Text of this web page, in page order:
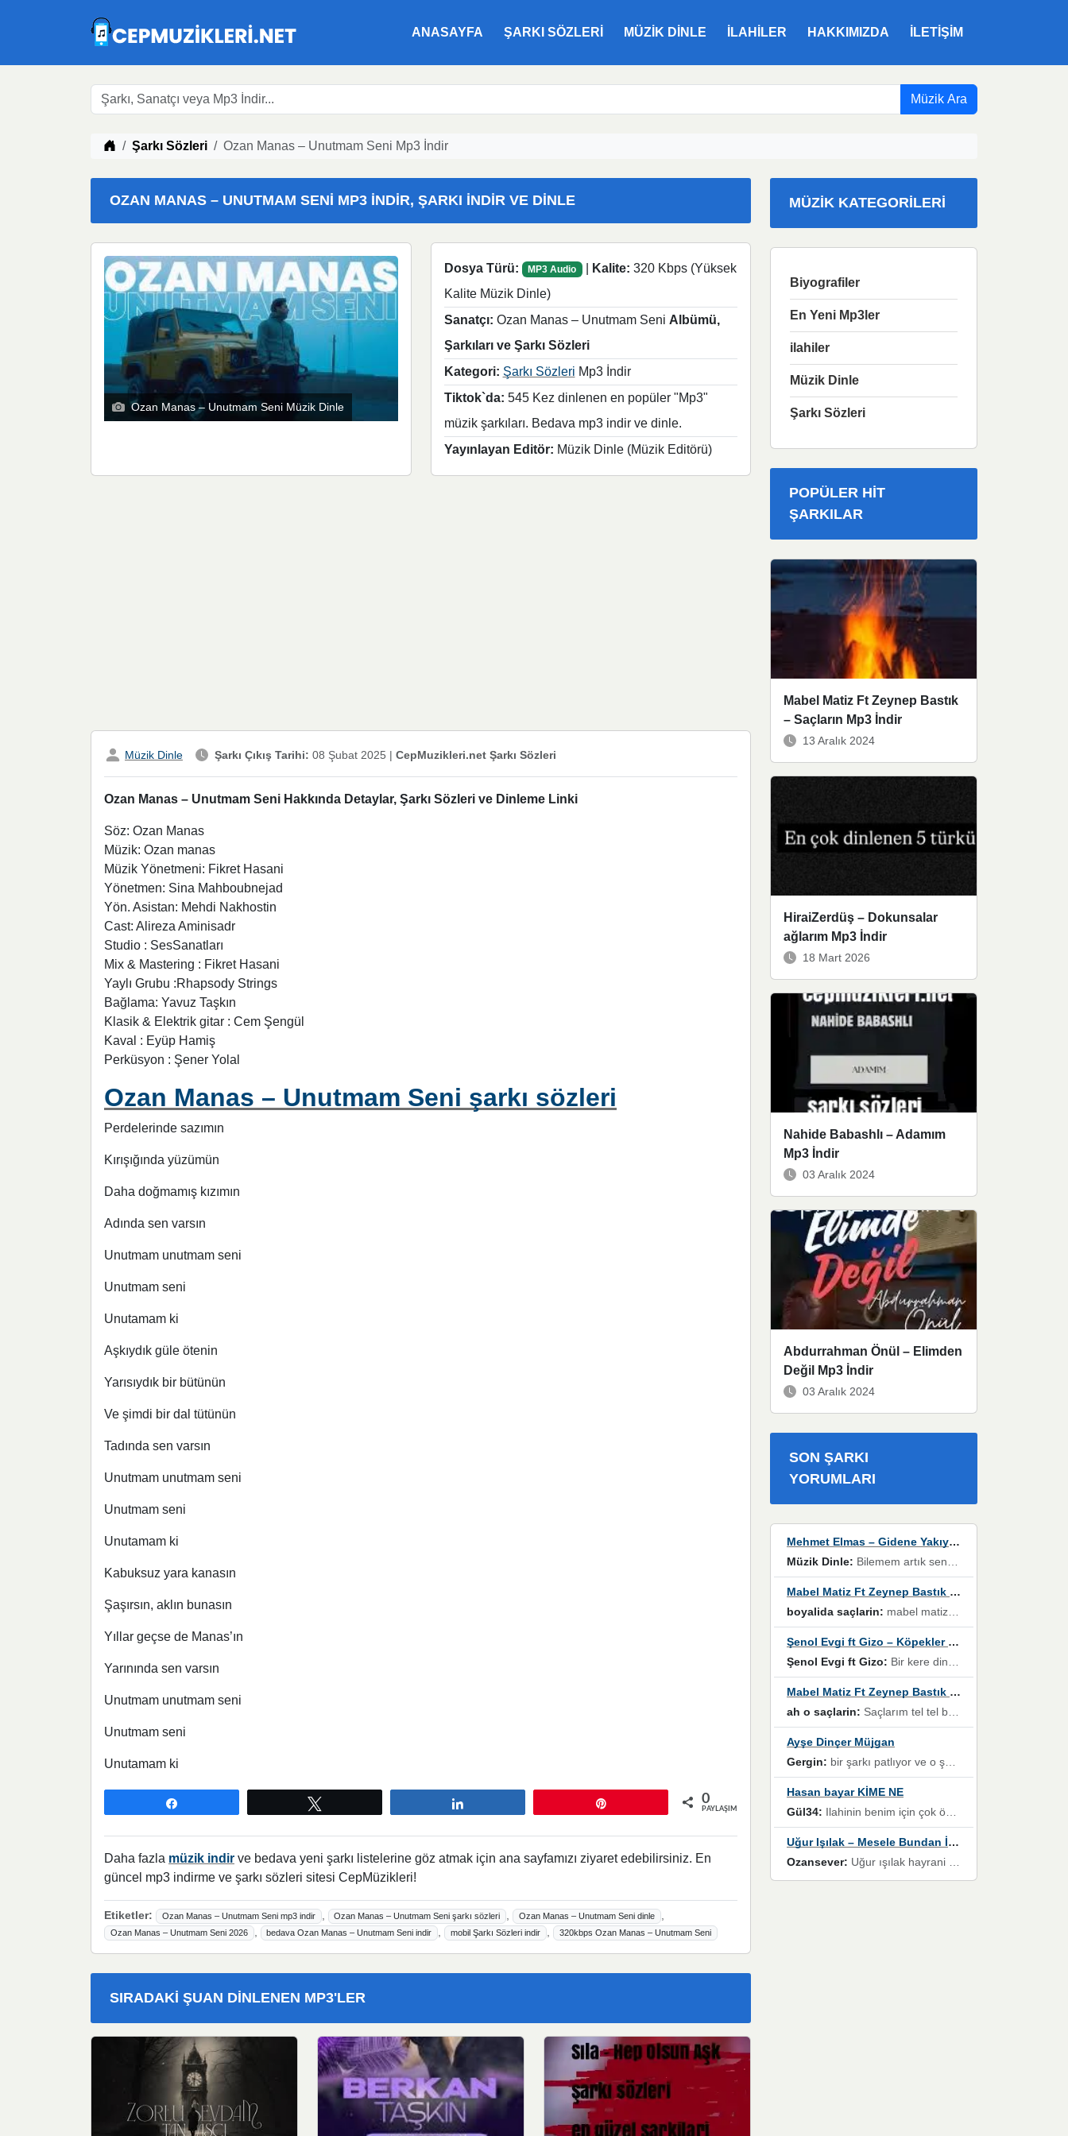
ANASAYFA ŞARKI SÖZLERI MÜZIK DINLE ILAHILER HAKKIMIZDA İLETIŞIM
Müzik Ara
Müzik indir
Şarkı Sözleri Ozan Manas – Unutmam Seni Mp3 İndir
OZAN MANAS – UNUTMAM SENI MP3 İNDIR, ŞARKI İNDIR VE DINLE
Ozan Manas – Unutmam Seni Müzik Dinle
Dosya Türü: MP3 Audio Kalite: 320 Kbps (Yüksek
Kalite Müzik Dinle)
Sanatçı: Ozan Manas – Unutmam Seni Albümü,
Şarkıları ve Şarkı Sözleri
Kategori: Şarkı Sözleri Mp3 İndir
Tiktok`da: 545 Kez dinlenen en popüler "Mp3"
müzik şarkıları. Bedava mp3 indir ve dinle.
Yayınlayan Editör: Müzik Dinle (Müzik Editörü)
Müzik Dinle Şarkı Çıkış Tarihi: 08 Şubat 2025 | CepMuzikleri.net Şarkı Sözleri
Ozan Manas – Unutmam Seni Hakkında Detaylar, Şarkı Sözleri ve Dinleme Linki
Söz: Ozan Manas
Müzik: Ozan manas
Müzik Yönetmeni: Fikret Hasani
Yönetmen: Sina Mahboubnejad
Yön. Asistan: Mehdi Nakhostin
Cast: Alireza Aminisadr
Studio : SesSanatları
Mix & Mastering : Fikret Hasani
Yaylı Grubu :Rhapsody Strings
Bağlama: Yavuz Taşkın
Klasik & Elektrik gitar : Cem Şengül
Kaval : Eyüp Hamiş
Perküsyon : Şener Yolal
Ozan Manas – Unutmam Seni şarkı sözleri
Perdelerinde sazımın
Kırışığında yüzümün
Daha doğmamış kızımın
Adında sen varsın
Unutmam unutmam seni
Unutmam seni
Unutamam ki
Aşkıydık güle ötenin
Yarısıydık bir bütünün
Ve şimdi bir dal tütünün
Tadında sen varsın
Unutmam unutmam seni
Unutmam seni
Unutamam ki
Kabuksuz yara kanasın
Şaşırsın, aklın bunasın
Yıllar geçse de Manas’ın
Yarınında sen varsın
Unutmam unutmam seni
Unutmam seni
Unutamam ki
0
PAYLAŞIMLAR
Daha fazla müzik indir ve bedava yeni şarkı listelerine göz atmak için ana sayfamızı ziyaret edebilirsiniz. En
güncel mp3 indirme ve şarkı sözleri sitesi CepMüzikleri!
Etiketler: Ozan Manas – Unutmam Seni mp3 indir , Ozan Manas – Unutmam Seni şarkı sözleri , Ozan Manas – Unutmam Seni dinle ,
Ozan Manas – Unutmam Seni 2026 , bedava Ozan Manas – Unutmam Seni indir , mobil Şarkı Sözleri indir , 320kbps Ozan Manas – Unutmam Seni
SIRADAKI ŞUAN DINLENEN MP3'LER
MÜZIK KATEGORILERI
Biyografiler
En Yeni Mp3ler
ilahiler
Müzik Dinle
Şarkı Sözleri
POPÜLER HIT
ŞARKILAR
Mabel Matiz Ft Zeynep Bastık
– Saçların Mp3 İndir
13 Aralık 2024
HiraiZerdüş – Dokunsalar
ağlarım Mp3 İndir
18 Mart 2026
Nahide Babashlı – Adamım
Mp3 İndir
03 Aralık 2024
Abdurrahman Önül – Elimden
Değil Mp3 İndir
03 Aralık 2024
SON ŞARKI
YORUMLARI
Mehmet Elmas – Gidene Yakıyorum
Müzik Dinle: Bilemem artık senden bir şans daha / Düştüğün zaman ben olmayacağım yanında” dizeleri, artık geçmişin tekrarına izin verilmeyeceğini, kişisel sınırların çizildiğini gösteriyor.
Mabel Matiz Ft Zeynep Bastık – Saçların
boyalida saçlarin: mabel matiz'in maya albümünde yer alan güzellerden. parça da şarkı hani! müzikal altyapısına vurulduğum, sözlerinde kaybolduğum bir parça olmuş.
Şenol Evgi ft Gizo – Köpekler Tanımadıklarına havlar
Şenol Evgi ft Gizo: Bir kere dinlememe rağmen kulaklardan gitmiyor sen sen sen sen kurban ol sen sen sen sen hayran ol yükses ses müzik dinleme sebebisiniz canlar bomba gibi patladınız maşallah
Mabel Matiz Ft Zeynep Bastık – Saçların
ah o saçlarin: Saçlarım tel tel beyazlıyor beyazlagına degil yanımda sen yoksun ona üzülüyorum günler bir bir geçiyor geçen günlere değil sensiz geçen günlere darılıyorum,Dinledikce asla kavusamayacagim ama asla unutamicagim sevdiğim adam için yanar içim
Ayşe Dinçer Müjgan
Gergin: bir şarkı patlıyor ve o şarkıyı millet her paylaşımın altına koyuyor ve öyle bir durum hal alıyor ki şarkıyı dinlemeden şarkıdan bikıyorsun Ama bu enteresan bir şekilde dillere dolanıyor millet olarak seviyoruz dertlerle boğuşurken bir yandan da göbek atmayi))) diyeceklerim bu kadar güzel hoş bir sayfa emeğinize sağlık arkadaşlar kolay gelsin
Hasan bayar KİME NE
Gül34: Ilahinin benim için çok özel bir yeri var İlk çıktığında komşum ne kadar yüksek sesle dinliyorsa orada duymuştum ve YouTube'dan aratıp Bu ilahiyi bulmuştum ve sonra müdavimi oldum günlük Ben de 3-5 kere dinleyip ezberleyip artık ilahiye bende eşlik ediyorum yüksek sesle Allah razı olsun hizmet nimettir Rabbim sizin zahmetlerinize de hayırlı nimetler versin Selam ve dua ile Allah'a emanet olun
Uğur Işılak – Mesele Bundan İbaret
Ozansever: Uğur ışılak hayrani olarak eski yeni tüm eserlerini keyifle huzurla dinleyenlerden birisiyim, emeğine saygı duyan gönül veren bunu en güzel şekilde sevenlerine ulaştıran siz değerli sayfa yöneticilerine de teşekkür ederim